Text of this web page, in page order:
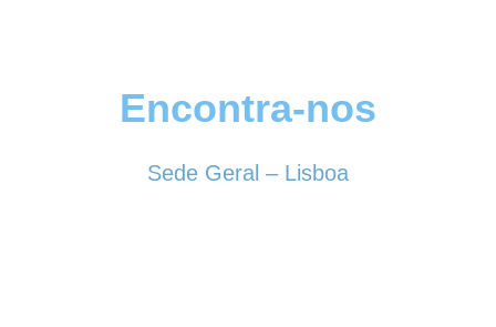
Encontra-nos
Sede Geral – Lisboa